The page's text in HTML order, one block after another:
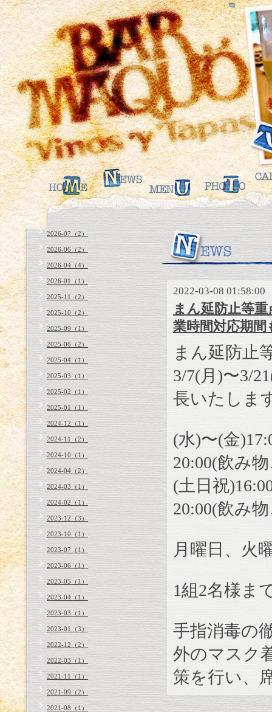
2022-03-08 01:58:00
まん延防止等
業時間対応期
まん延防止
3/7(月)〜3/
長いたしま
(水)〜(金)
20:00(飲み
(土日祝)
20:00(飲み
月曜日、火
1組2名様ま
手指消毒の
外のマスク
策を行い、
2026-07（2）
2026-06（2）
2026-04（4）
2026-01（1）
2025-11（2）
2025-10（2）
2025-09（1）
2025-06（2）
2025-04（1）
2025-03（1）
2025-02（1）
2025-01（1）
2024-12（1）
2024-11（2）
2024-10（1）
2024-04（2）
2024-03（1）
2024-02（1）
2023-12（3）
2023-10（1）
2023-07（1）
2023-06（1）
2023-05（1）
2023-04（1）
2023-03（1）
2023-01（3）
2022-12（2）
2022-03（1）
2021-11（1）
2021-09（2）
2021-08（1）